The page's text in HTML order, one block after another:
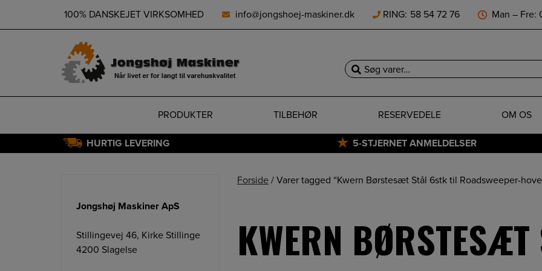
100% DANSKEJET VIRKSOMHED info@jongshoej-maskiner.dk RING: 58 54 72 76 Man – Fre:
Søg
PRODUKTER TILBEHØR RESERVEDELE OM OS
HURTIG LEVERING 5-STJERNET ANMELDELSER
Forside / Varer tagged “Kwern Børstesæt Stål 6stk til Roadsweeper-
KWERN
Jongshøj Maskiner ApS
Stillingevej 46, Kirke Stillinge
4200 Slagelse